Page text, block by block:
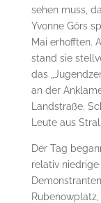
sehen muss,
Yvonne Görs
Mai erhofften.
stand sie
das
an der
Landstraße.
Leute aus
Der Tag
relativ